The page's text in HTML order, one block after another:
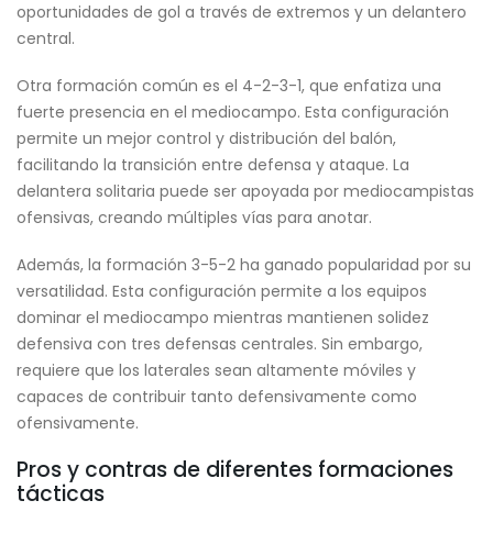
oportunidades de gol a través de extremos y un delantero
central.
Otra formación común es el 4-2-3-1, que enfatiza una
fuerte presencia en el mediocampo. Esta configuración
permite un mejor control y distribución del balón,
facilitando la transición entre defensa y ataque. La
delantera solitaria puede ser apoyada por mediocampistas
ofensivas, creando múltiples vías para anotar.
Además, la formación 3-5-2 ha ganado popularidad por su
versatilidad. Esta configuración permite a los equipos
dominar el mediocampo mientras mantienen solidez
defensiva con tres defensas centrales. Sin embargo,
requiere que los laterales sean altamente móviles y
capaces de contribuir tanto defensivamente como
ofensivamente.
Pros y contras de diferentes formaciones
tácticas